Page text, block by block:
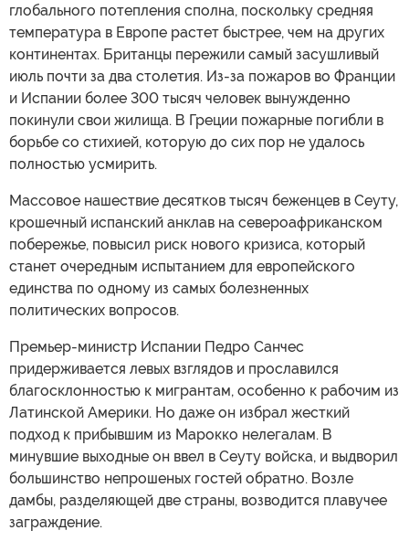
глобального потепления сполна, поскольку средняя
температура в Европе растет быстрее, чем на других
континентах. Британцы пережили самый засушливый
июль почти за два столетия. Из-за пожаров во Франции
и Испании более 300 тысяч человек вынужденно
покинули свои жилища. В Греции пожарные погибли в
борьбе со стихией, которую до сих пор не удалось
полностью усмирить.
Массовое нашествие десятков тысяч беженцев в Сеуту,
крошечный испанский анклав на североафриканском
побережье, повысил риск нового кризиса, который
станет очередным испытанием для европейского
единства по одному из самых болезненных
политических вопросов.
Премьер-министр Испании Педро Санчес
придерживается левых взглядов и прославился
благосклонностью к мигрантам, особенно к рабочим из
Латинской Америки. Но даже он избрал жесткий
подход к прибывшим из Марокко нелегалам. В
минувшие выходные он ввел в Сеуту войска, и выдворил
большинство непрошеных гостей обратно. Возле
дамбы, разделяющей две страны, возводится плавучее
заграждение.